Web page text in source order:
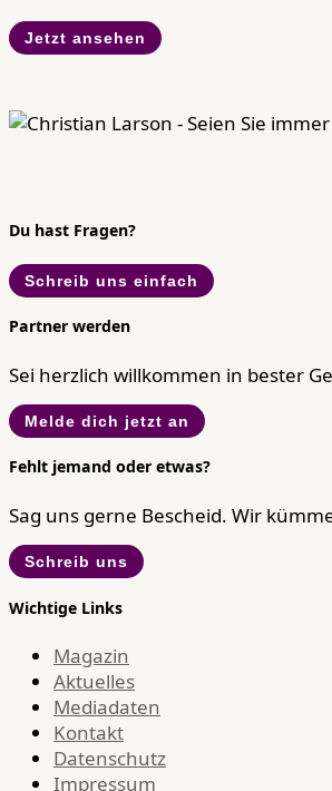
Jetzt ansehen
Du hast Fragen?
Schreib uns einfach
Partner werden
Sei herzlich willkommen in bester
Melde dich jetzt an
Fehlt jemand oder etwas?
Sag uns gerne Bescheid. Wir
Schreib uns
Wichtige Links
Magazin
Aktuelles
Mediadaten
Kontakt
Datenschutz
Impressum